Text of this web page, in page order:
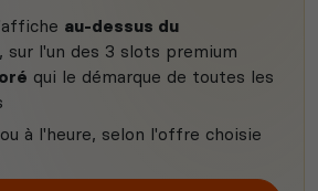
au-dessus du
, sur l'un des 3 slots premium
qui le démarque de toutes les
à l'heure, selon l'offre choisie